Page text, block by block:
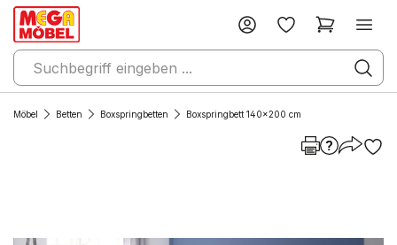
Möbel Betten Boxspringbetten Boxspringbett 140x200 cm